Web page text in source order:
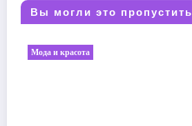
Вы могли это пропустить
Мода и красота